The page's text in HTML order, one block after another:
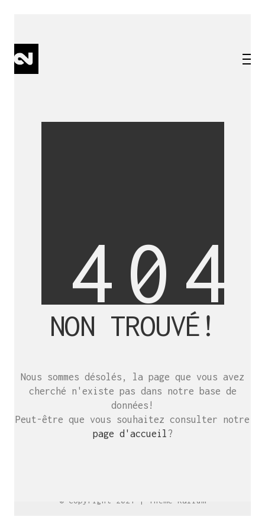
4 0 4
NON TROUVÉ!
Nous sommes désolés, la page que vous avez
cherché n'existe pas dans notre base de
données!
Peut-être que vous souhaitez consulter notre
page d'accueil ?
C’est toujours mieux de se voir
afin de parler le même langage.
atelier@crayon-noir.re
© Copyright 2021 | Thème Kalium